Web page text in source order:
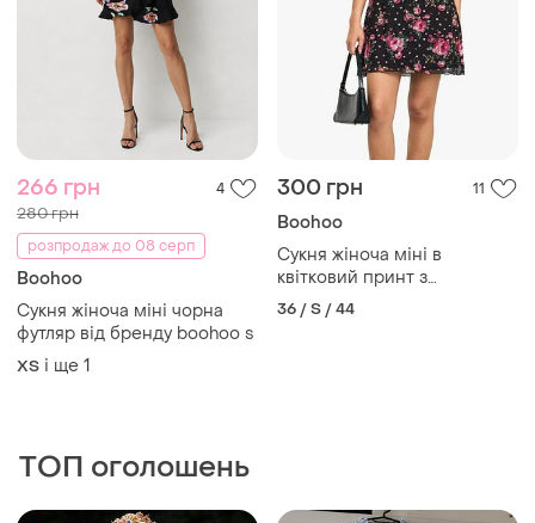
266 грн 4
280 грн
розпродаж до 08 серп
Boohoo
Сукня жіноча міні чорна
футляр від бренду boohoo s
ХS і ще 1
300 грн 11
Boohoo
Сукня жіноча міні в
квітковий принт з
короткими рукавами від
бренду boohoo s
36 / S / 44
ТОП оголошень